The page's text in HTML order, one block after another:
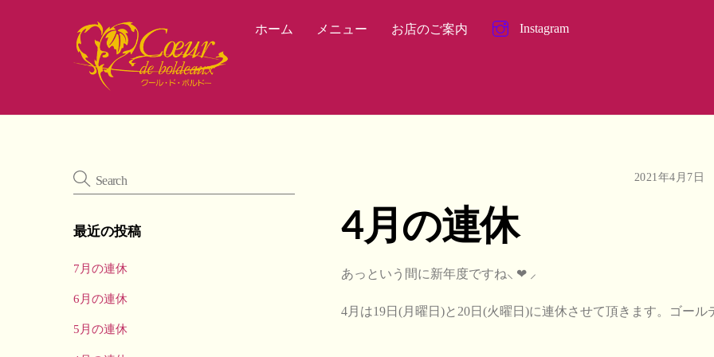
Instagram
ホーム メニュー お店のご案内
2021年4月7日
4月の連休
あっという間に新年度ですね⸜ ❤︎ ⸝
4月は19日(月曜日)と20日(火曜日)に連休させて頂きます。ゴール
最近の投稿
7月の連休
6月の連休
5月の連休